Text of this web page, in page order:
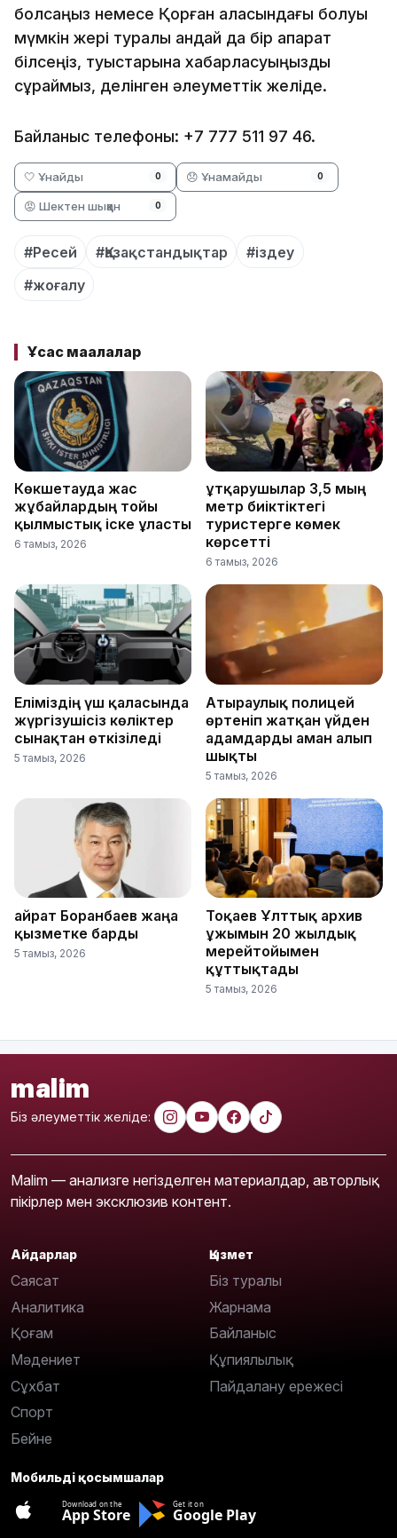
болсаңыз немесе Қорған қаласындағы болуы
мүмкін жері туралы қандай да бір ақпарат
білсеңіз, туыстарына хабарласуыңызды
сұраймыз, делінген әлеуметтік желіде.
Байланыс телефоны: +7 777 511 97 46.
🤍 Ұнайды 0 😞 Ұнамайды 0
😡 Шектен шыққан 0
#Ресей #Қазақстандықтар
#іздеу
#жоғалу
Ұқсас мақалалар
Көкшетауда жас
жұбайлардың тойы
қылмыстық іске ұласты
6 тамыз, 2026
Құтқарушылар 3,5 мың
метр биіктіктегі
туристерге көмек
көрсетті
6 тамыз, 2026
Еліміздің үш қаласында
жүргізушісіз көліктер
сынақтан өткізіледі
5 тамыз, 2026
Атыраулық полицей
өртеніп жатқан үйден
адамдарды аман алып
шықты
5 тамыз, 2026
Қайрат Боранбаев жаңа
қызметке барды
5 тамыз, 2026
Тоқаев Ұлттық архив
ұжымын 20 жылдық
мерейтойымен
құттықтады
5 тамыз, 2026
malim
Біз әлеуметтік желіде:
Malim — анализге негізделген материалдар, авторлық
пікірлер мен эксклюзив контент.
Айдарлар
Саясат
Аналитика
Қоғам
Мәдениет
Сұхбат
Спорт
Бейне
Қызмет
Біз туралы
Жарнама
Байланыс
Құпиялылық
Пайдалану ережесі
Мобильді қосымшалар
Download on the
App Store
Get it on
Google Play